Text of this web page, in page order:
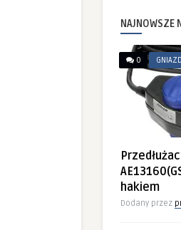
NAJNOWSZE
0
hakiem
Dodany przez